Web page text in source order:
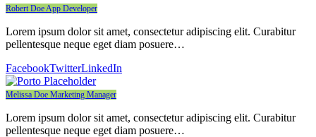
Robert Doe App Developer
Lorem ipsum dolor sit amet, consectetur adipiscing elit. Curabitur
pellentesque neque eget diam posuere…
FacebookTwitterLinkedIn
Melissa Doe Marketing Manager
Lorem ipsum dolor sit amet, consectetur adipiscing elit. Curabitur
pellentesque neque eget diam posuere…